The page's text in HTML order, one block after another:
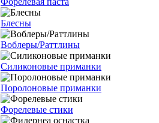
Блесны
Воблеры/Раттлины
Силиконовые приманки
Поролоновые приманки
Форелевые стики